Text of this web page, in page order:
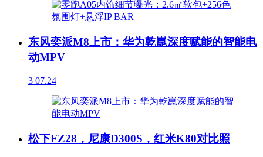
东风奕派M8上市：华为乾崑深度赋能的智能电
动MPV
3 07.24
松下FZ28，尼康D300S，红米K80对比照